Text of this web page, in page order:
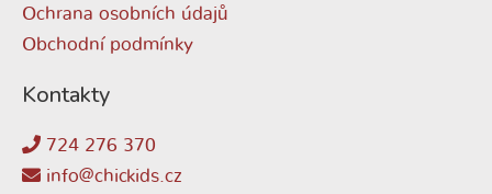
Ochrana osobních údajů
Obchodní podmínky
Kontakty
724 276 370
info@chickids.cz